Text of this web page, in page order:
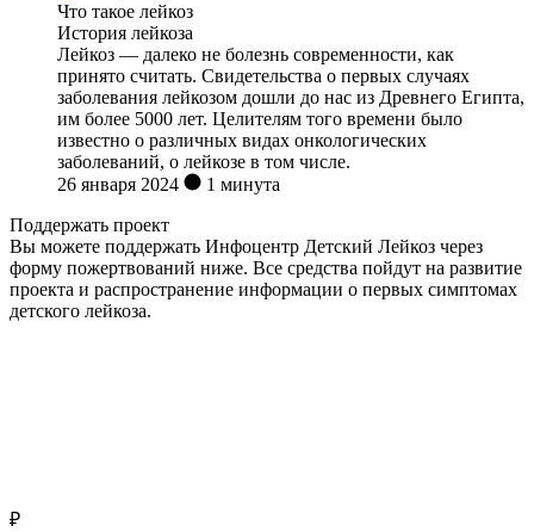
Что такое лейкоз
История лейкоза
Лейкоз — далеко не болезнь современности, как
принято считать. Свидетельства о первых случаях
заболевания лейкозом дошли до нас из Древнего Египта,
им более 5000 лет. Целителям того времени было
известно о различных видах онкологических
заболеваний, о лейкозе в том числе.
26 января 2024
1 минута
Поддержать проект
Вы можете поддержать Инфоцентр Детский Лейкоз через
форму пожертвований ниже. Все средства пойдут на развитие
проекта и распространение информации о первых симптомах
детского лейкоза.
₽